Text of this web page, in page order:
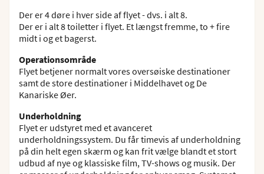
Der er 4 døre i hver side af flyet - dvs. i alt 8.
Der er i alt 8 toiletter i flyet. Et længst fremme, to + fire
midt i og et bagerst.
Operationsområde
Flyet betjener normalt vores oversøiske destinationer
samt de store destinationer i Middelhavet og De
Kanariske Øer.
Underholdning
Flyet er udstyret med et avanceret
underholdningssystem. Du får timevis af underholdning
på din helt egen skærm og kan frit vælge blandt et stort
udbud af nye og klassiske film, TV-shows og musik. Der